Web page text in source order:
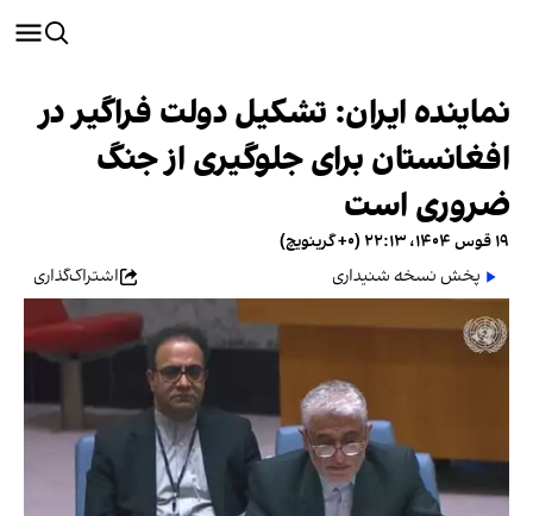
نماینده ایران: تشکیل دولت فراگیر در
افغانستان برای جلوگیری از جنگ
ضروری است
۱۹ قوس ۱۴۰۴، ۲۲:۱۳ (‎+۰ گرینویچ)
پخش نسخه شنیداری
اشتراک‌گذاری